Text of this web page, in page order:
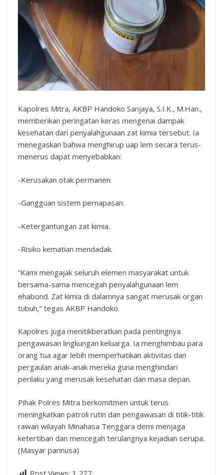
Kapolres Mitra, AKBP Handoko Sanjaya, S.I.K., M.Han.,
memberikan peringatan keras mengenai dampak
kesehatan dari penyalahgunaan zat kimia tersebut. Ia
menegaskan bahwa menghirup uap lem secara terus-
menerus dapat menyebabkan:
-Kerusakan otak permanen.
-Gangguan sistem pernapasan.
-Ketergantungan zat kimia.
-Risiko kematian mendadak.
“Kami mengajak seluruh elemen masyarakat untuk
bersama-sama mencegah penyalahgunaan lem
ehabond. Zat kimia di dalamnya sangat merusak organ
tubuh,” tegas AKBP Handoko.
Kapolres juga menitikberatkan pada pentingnya
pengawasan lingkungan keluarga. Ia menghimbau para
orang tua agar lebih memperhatikan aktivitas dan
pergaulan anak-anak mereka guna menghindari
perilaku yang merusak kesehatan dan masa depan.
Pihak Polres Mitra berkomitmen untuk terus
meningkatkan patroli rutin dan pengawasan di titik-titik
rawan wilayah Minahasa Tenggara demi menjaga
ketertiban dan mencegah terulangnya kejadian serupa.
(Masyar parinusa)
Post Views: 1,277